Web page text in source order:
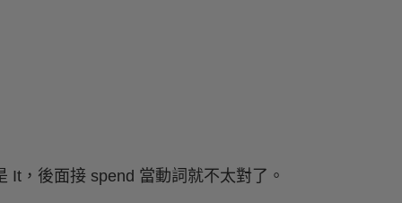
It，後面接 spend 當動詞就不太對了。